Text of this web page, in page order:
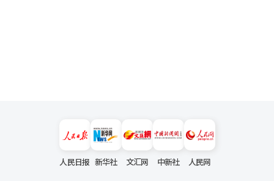
人民日报 新华社 文汇网 中新社 人民网